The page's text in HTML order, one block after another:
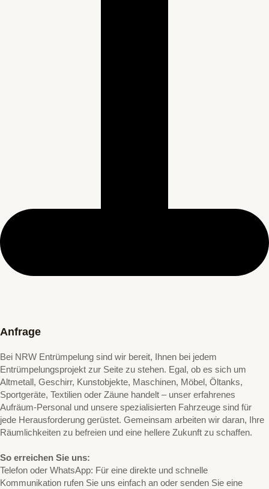
Anfrage
Bei NRW Entrümpelung sind wir bereit, Ihnen bei jedem
Entrümpelungsprojekt zur Seite zu stehen. Egal, ob es sich um
Altmetall, Geschirr, Kunstobjekte, Maschinen, Möbel, Öltanks,
Sportgeräte, Textilien oder Zäune handelt – unser erfahrenes
Aufräum-Personal und unsere spezialisierten Fahrzeuge sind für
jede Herausforderung gerüstet. Gemeinsam arbeiten wir daran, Ihre
Räumlichkeiten zu befreien und eine hellere Zukunft zu schaffen.
So erreichen Sie uns:
Telefon oder WhatsApp: Für eine direkte und schnelle
Kommunikation rufen Sie uns einfach an oder senden Sie eine